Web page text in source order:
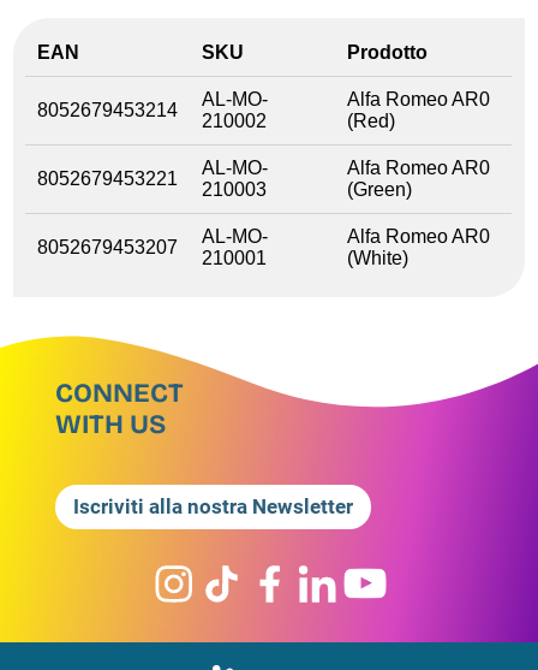
EAN SKU Prodotto
8052679453214
AL-MO-
210002
Alfa Romeo AR0
(Red)
8052679453221
AL-MO-
210003
Alfa Romeo AR0
(Green)
8052679453207
AL-MO-
210001
Alfa Romeo AR0
(White)
CONNECT
WITH US
Iscriviti alla nostra Newsletter